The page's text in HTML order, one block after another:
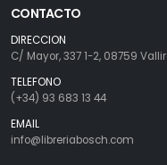
CONTACTO
DIRECCION
C/ Mayor, 337 1-2, 08759
TELEFONO
(+34) 93 683 13 44
EMAIL
info@libreriabosch.com